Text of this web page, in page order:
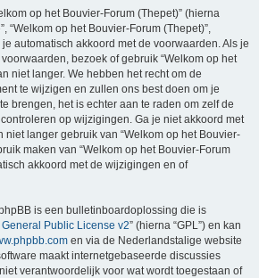
op het Bouvier-Forum (Thepet)” (hierna
“Welkom op het Bouvier-Forum (Thepet)”,
je automatisch akkoord met de voorwaarden. Als je
bezoek of gebruik “Welkom op het
niet langer. We hebben het recht om de
te wijzigen en zullen ons best doen om je
brengen, het is echter aan te raden om zelf de
op wijzigingen. Ga je niet akkoord met
langer gebruik van “Welkom op het Bouvier-
maken van “Welkom op het Bouvier-Forum
akkoord met de wijzigingen en of
is een bulletinboardoplossing die is
Public License v2” (hierna “GPL”) en kan
en via de Nederlandstalige website
maakt internetgebaseerde discussies
verantwoordelijk voor wat wordt toegestaan of